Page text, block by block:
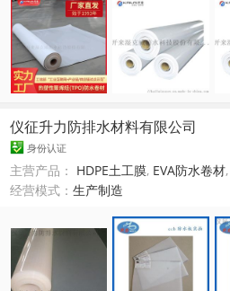
仪征升力防排水材料有限公司
身份认证
主营产品： HDPE土工膜, EVA防水卷材
经营模式：生产制造